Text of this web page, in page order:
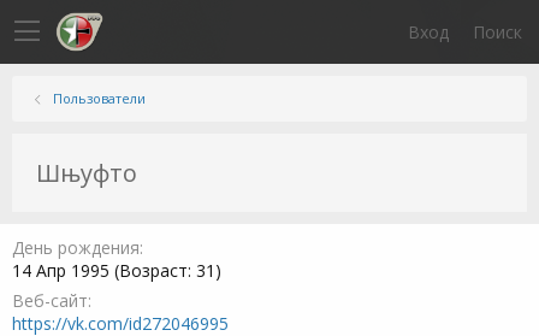
Вход Поиск
Пользователи
Шњуфто
День рождения
14 Апр 1995 (Возраст: 31)
Веб-сайт
https://vk.com/id272046995